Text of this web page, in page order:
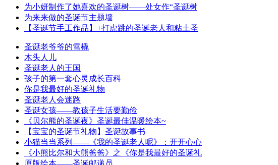
为小妍制作了她喜欢的圣诞树——处女作“圣诞树
为来来做的圣诞节主题墙
【圣诞节手工作品】+打虎跳的圣诞老人和粘土圣
圣诞老爷爷的雪橇
木头人儿
圣诞老人的王国
孩子的第一套心灵成长百科
你是我最好的圣诞礼物
圣诞老人会迷路
圣诞女孩——教孩子生活要勤俭
《贝尔熊的圣诞夜》圣诞最佳温暖绘本~
【宝宝的圣诞节礼物】圣诞故事书
小猫当当系列——《我的圣诞老人呢》：开开心心
《小熊比尔和大熊爸爸》之《你是我最好的圣诞礼